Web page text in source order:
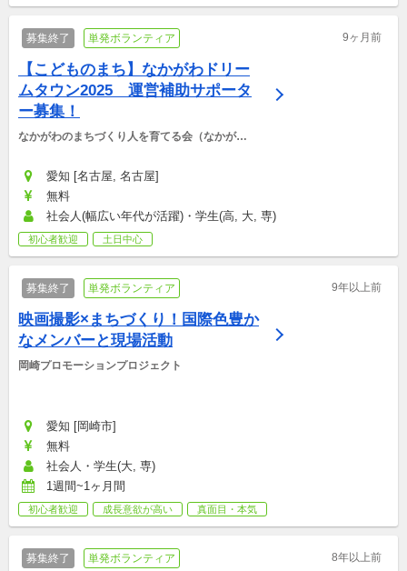
募集終了 単発ボランティア 9ヶ月前
【こどものまち】なかがわドリー
ムタウン2025　運営補助サポータ
ー募集！
なかがわのまちづくり人を育てる会（なかがわ
愛知 [名古屋, 名古屋]
無料
社会人(幅広い年代が活躍)・学生(高, 大, 専)
初心者歓迎 土日中心
募集終了 単発ボランティア 9年以上前
映画撮影×まちづくり！国際色豊か
なメンバーと現場活動
岡崎プロモーションプロジェクト
愛知 [岡崎市]
無料
社会人・学生(大, 専)
1週間~1ヶ月間
初心者歓迎 成長意欲が高い 真面目・本気
募集終了 単発ボランティア 8年以上前